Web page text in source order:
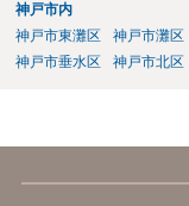
神戸市内
神戸市東灘区
神戸市灘区
神戸市垂水区
神戸市北区